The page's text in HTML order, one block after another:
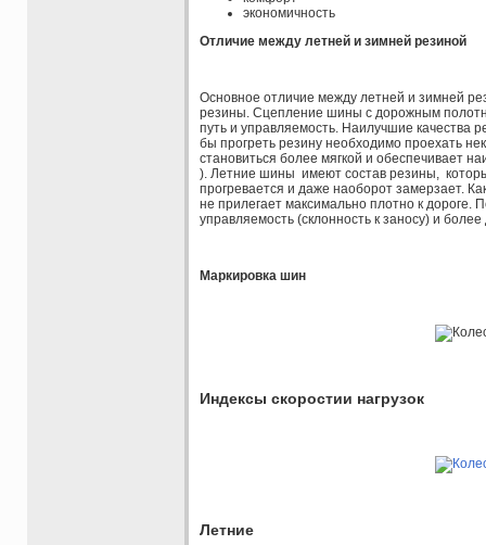
экономичность
Отличие между летней и зимней резиной
Основное отличие между летней и зимней
резины. Сцепление шины с дорожным
путь и управляемость. Наилучшие качества
бы прогреть резину необходимо проехать
становиться более мягкой и обеспечивает
). Летние шины имеют состав резины,
прогревается и даже наоборот замерзает.
не прилегает максимально плотно к дороге.
управляемость (склонность к заносу) и
Маркировка шин
Индексы скоростии нагрузок
Летние